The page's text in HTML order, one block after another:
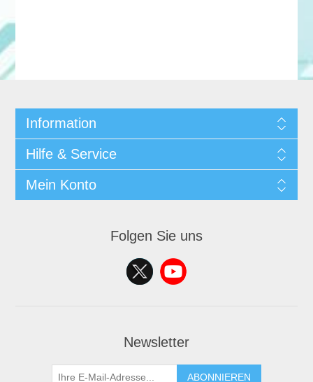
Information
Hilfe & Service
Mein Konto
Folgen Sie uns
Newsletter
ABONNIEREN